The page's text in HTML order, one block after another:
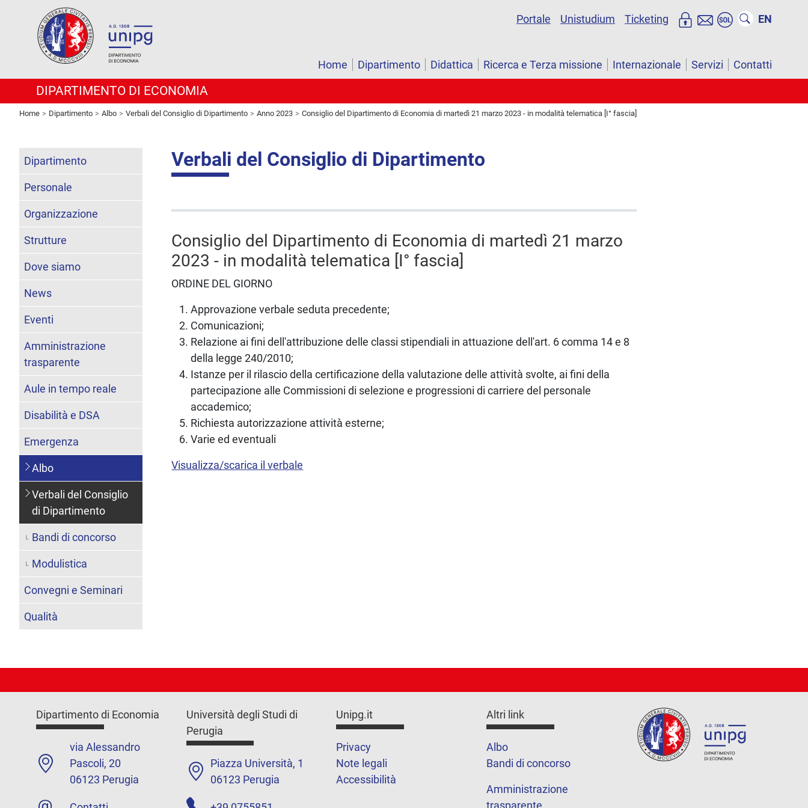
Portale Unistudium Ticketing EN
Home Dipartimento Didattica Ricerca e Terza missione Internazionale Servizi Contatti
DIPARTIMENTO DI ECONOMIA
Home Dipartimento Albo Verbali del Consiglio di Dipartimento Anno 2023 Consiglio del Dipartimento di Economia di martedì 21 marzo 2023 - in modalità telematica [I° fascia]
Verbali del Consiglio di Dipartimento
Consiglio del Dipartimento di Economia di martedì 21 marzo
2023 - in modalità telematica [I° fascia]
ORDINE DEL GIORNO
Approvazione verbale seduta precedente;
Comunicazioni;
Relazione ai fini dell'attribuzione delle classi stipendiali in attuazione dell'art. 6 comma 14 e 8
della legge 240/2010;
Istanze per il rilascio della certificazione della valutazione delle attività svolte, ai fini della
partecipazione alle Commissioni di selezione e progressioni di carriere del personale
accademico;
Richiesta autorizzazione attività esterne;
Varie ed eventuali
Visualizza/scarica il verbale
Dipartimento
Personale
Organizzazione
Strutture
Dove siamo
News
Eventi
Amministrazione
trasparente
Aule in tempo reale
Disabilità e DSA
Emergenza
Albo
Verbali del Consiglio
di Dipartimento
Bandi di concorso
Modulistica
Convegni e Seminari
Qualità
Dipartimento di Economia
via Alessandro
Pascoli, 20
06123 Perugia
Università degli Studi di
Perugia
Piazza Università, 1
06123 Perugia
Unipg.it
Privacy
Note legali
Accessibilità
Altri link
Albo
Bandi di concorso
Amministrazione
trasparente